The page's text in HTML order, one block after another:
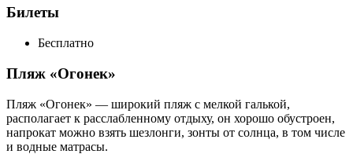
Билеты
Бесплатно
Пляж «Огонек»
Пляж «Огонек» — широкий пляж с мелкой галькой,
располагает к расслабленному отдыху, он хорошо обустроен,
напрокат можно взять шезлонги, зонты от солнца, в том числе
и водные матрасы.